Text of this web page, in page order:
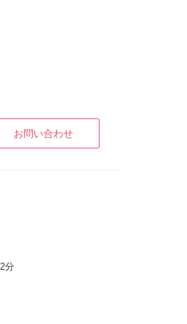
お問い合わせ
分